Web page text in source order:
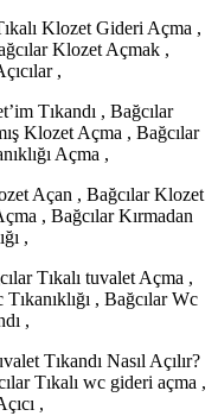
Klozet Gideri Açma ,
Klozet Açmak ,
,
Tıkandı , Bağcılar
Klozet Açma , Bağcılar
Açma ,
Açan , Bağcılar Klozet
, Bağcılar Kırmadan
,
Tıkalı tuvalet Açma ,
, Bağcılar Wc
,
Tıkandı Nasıl Açılır?
Tıkalı wc gideri açma ,
,